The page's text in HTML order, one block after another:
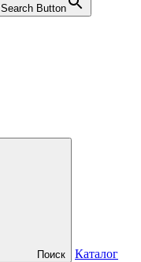
Search Button
Поиск Каталог